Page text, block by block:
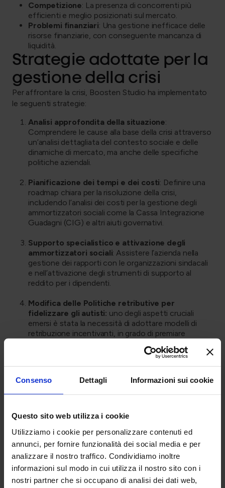
Consenso Dettagli Informazioni sui cookie
Questo sito web utilizza i cookie
Utilizziamo i cookie per personalizzare contenuti ed
annunci, per fornire funzionalità dei social media e per
analizzare il nostro traffico. Condividiamo inoltre
informazioni sul modo in cui utilizza il nostro sito con i
nostri partner che si occupano di analisi dei dati web,
Competizione: La presenza di concorrenti più
efficienti e meglio posizionati sul mercato.
Problemi finanziari: Una gestione inefficace delle
risorse finanziarie, con conseguente mancanza di
liquidità.
Strategie adottate per la
gestione della crisi
Per affrontare la crisi, Boosten Studio ha implementato
le seguenti strategie:
Analisi approfondita della situazione:
Comprendere le cause alla base della crisi attraverso
un’analisi dettagliata del contesto sociale e delle
dinamiche di mercato, ma anche delle specifiche
politiche aziendali.
Pianificazione dei tempi e dei costi: Definire una
roadmap chiara per la risoluzione della crisi,
includendo l’analisi dei costi per la gestione degli
ammortizzatori sociali come la Cassa Integrazione
Guadagni (CIG) e altri aiuti governativi.
Supporto specialistico e attivazione degli
ammortizzatori sociali: Assistere l’azienda nella
gestione dei rapporti con le organizzazioni sindacali
e nell’attivazione degli strumenti di supporto al
reddito per i dipendenti.
Modifica delle Politiche retributive per
fidelizzare gli autisti: uno degli aspetti cruciali
emersi è stata la necessità di adottare modelli di
retribuzione incentivanti, in grado di premiare
contribuito a ridurre il turnover e a valorizzare la
Come ti aiutiamo in caso
di Crisi aziendale
Nonostante il settore logistico italiano abbia vissuto un
periodo di dinamismo nel 2024, con un fatturato di 5,5
miliardi di euro e investimenti pari a 1,7 miliardi di euro,
molte aziende hanno dovuto affrontare sfide
significative legate a crisi operative e finanziarie.